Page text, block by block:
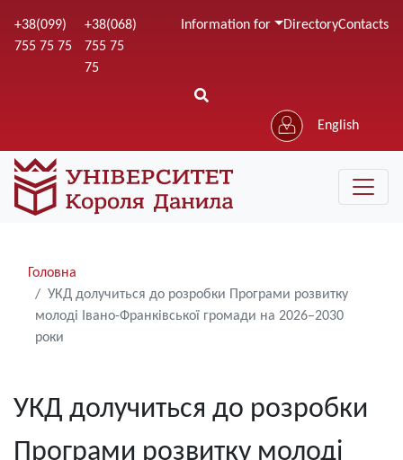
to
+38(099)
755 75 75
+38(068)
755 75
75
Information for DirectoryContacts
English
Рядки
навіґації
Головна
УКД долучиться до розробки Програми розвитку
молоді Івано-Франківської громади на 2026–2030
роки
УКД долучиться до розробки
Програми розвитку молоді